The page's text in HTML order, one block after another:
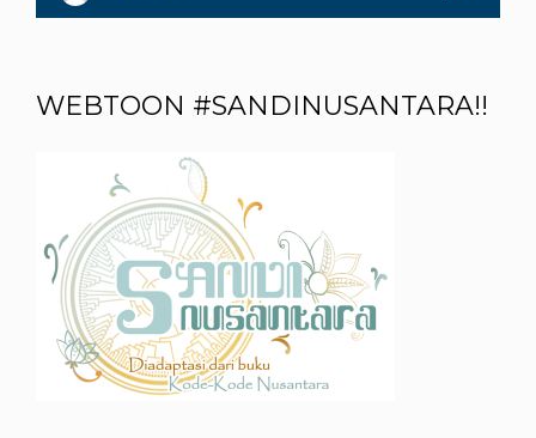
WEBTOON #SANDINUSANTARA!!